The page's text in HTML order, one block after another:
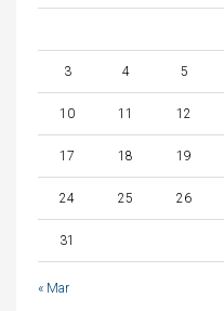
3 4 5
10 11 12
17 18 19
24 25 26
31
« Mar